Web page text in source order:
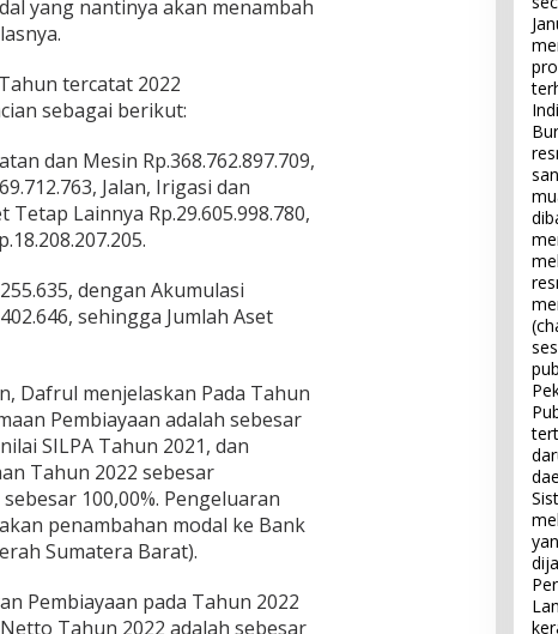
yang nantinya akan menambah
tercatat 2022
sebagai berikut:
dan Mesin Rp.368.762.897.709,
Jalan, Irigasi dan
Tetap Lainnya Rp.29.605.998.780,
dengan Akumulasi
sehingga Jumlah Aset
Dafrul menjelaskan Pada Tahun
Pembiayaan adalah sebesar
SILPA Tahun 2021, dan
Tahun 2022 sebesar
100,00%. Pengeluaran
penambahan modal ke Bank
Sumatera Barat).
Pembiayaan pada Tahun 2022
Tahun 2022 adalah sebesar